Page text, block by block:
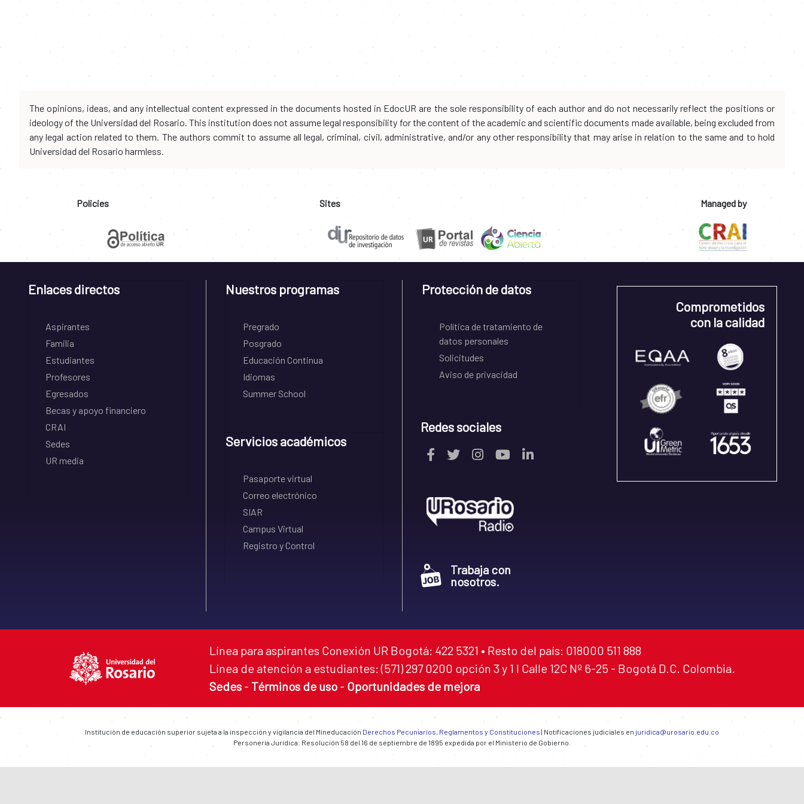
The opinions, ideas, and any intellectual content expressed in the documents hosted in EdocUR are the sole responsibility of each author and do not necessarily reflect the positions or
ideology of the Universidad del Rosario. This institution does not assume legal responsibility for the content of the academic and scientific documents made available, being excluded from
any legal action related to them. The authors commit to assume all legal, criminal, civil, administrative, and/or any other responsibility that may arise in relation to the same and to hold
Universidad del Rosario harmless.
Policies Sites Managed by
Enlaces directos
Aspirantes
Familia
Estudiantes
Profesores
Egresados
Becas y apoyo financiero
CRAI
Sedes
UR media
Nuestros programas
Pregrado
Posgrado
Educación Continua
Idiomas
Summer School
Servicios académicos
Pasaporte virtual
Correo electrónico
SIAR
Campus Virtual
Registro y Control
Protección de datos
Política de tratamiento de
datos personales
Solicitudes
Aviso de privacidad
Redes sociales
Trabaja con
nosotros.
Comprometidos
con la calidad
Línea para aspirantes Conexión UR Bogotá: 422 5321 • Resto del país: 018000 511 888
Línea de atención a estudiantes: (571) 297 0200 opción 3 y 1 I Calle 12C Nº 6-25 - Bogotá D.C. Colombia.
Sedes - Términos de uso - Oportunidades de mejora
Institución de educación superior sujeta a la inspección y vigilancia del Mineducación Derechos Pecuniarios, Reglamentos y Constituciones | Notificaciones judiciales en juridica@urosario.edu.co
Personería Jurídica: Resolución 58 del 16 de septiembre de 1895 expedida por el Ministerio de Gobierno.